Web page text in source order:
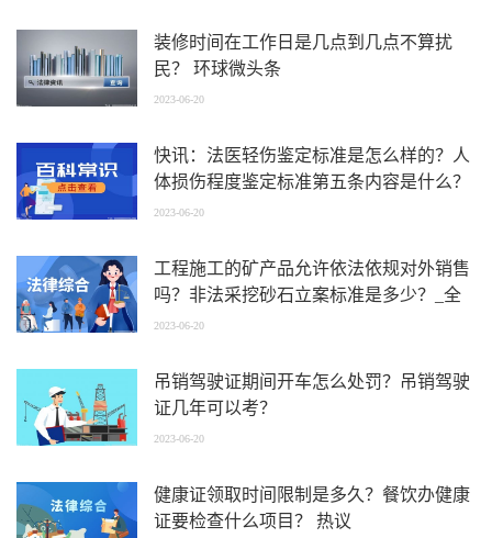
装修时间在工作日是几点到几点不算扰
民？ 环球微头条
2023-06-20
快讯：法医轻伤鉴定标准是怎么样的？人
体损伤程度鉴定标准第五条内容是什么？
2023-06-20
工程施工的矿产品允许依法依规对外销售
吗？非法采挖砂石立案标准是多少？_全
球热头条
2023-06-20
吊销驾驶证期间开车怎么处罚？吊销驾驶
证几年可以考？
2023-06-20
健康证领取时间限制是多久？餐饮办健康
证要检查什么项目？ 热议